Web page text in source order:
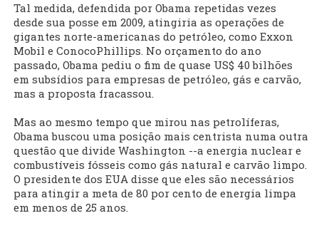
Tal medida, defendida por Obama repetidas vezes
desde sua posse em 2009, atingiria as operações de
gigantes norte-americanas do petróleo, como Exxon
Mobil e ConocoPhillips. No orçamento do ano
passado, Obama pediu o fim de quase US$ 40 bilhões
em subsídios para empresas de petróleo, gás e carvão,
mas a proposta fracassou.
Mas ao mesmo tempo que mirou nas petrolíferas,
Obama buscou uma posição mais centrista numa outra
questão que divide Washington --a energia nuclear e
combustíveis fósseis como gás natural e carvão limpo.
O presidente dos EUA disse que eles são necessários
para atingir a meta de 80 por cento de energia limpa
em menos de 25 anos.